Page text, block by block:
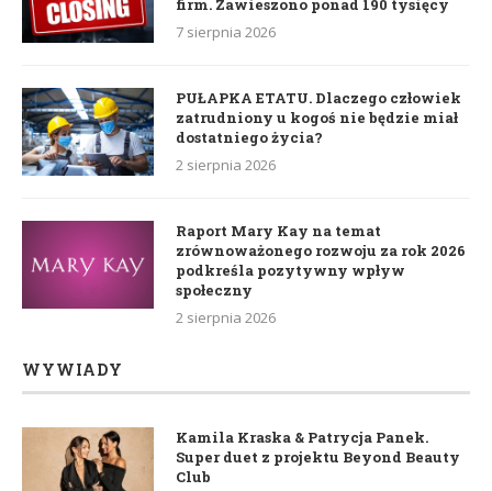
firm. Zawieszono ponad 190 tysięcy
7 sierpnia 2026
PUŁAPKA ETATU. Dlaczego człowiek
zatrudniony u kogoś nie będzie miał
dostatniego życia?
2 sierpnia 2026
Raport Mary Kay na temat
zrównoważonego rozwoju za rok 2026
podkreśla pozytywny wpływ
społeczny
2 sierpnia 2026
WYWIADY
Kamila Kraska & Patrycja Panek.
Super duet z projektu Beyond Beauty
Club